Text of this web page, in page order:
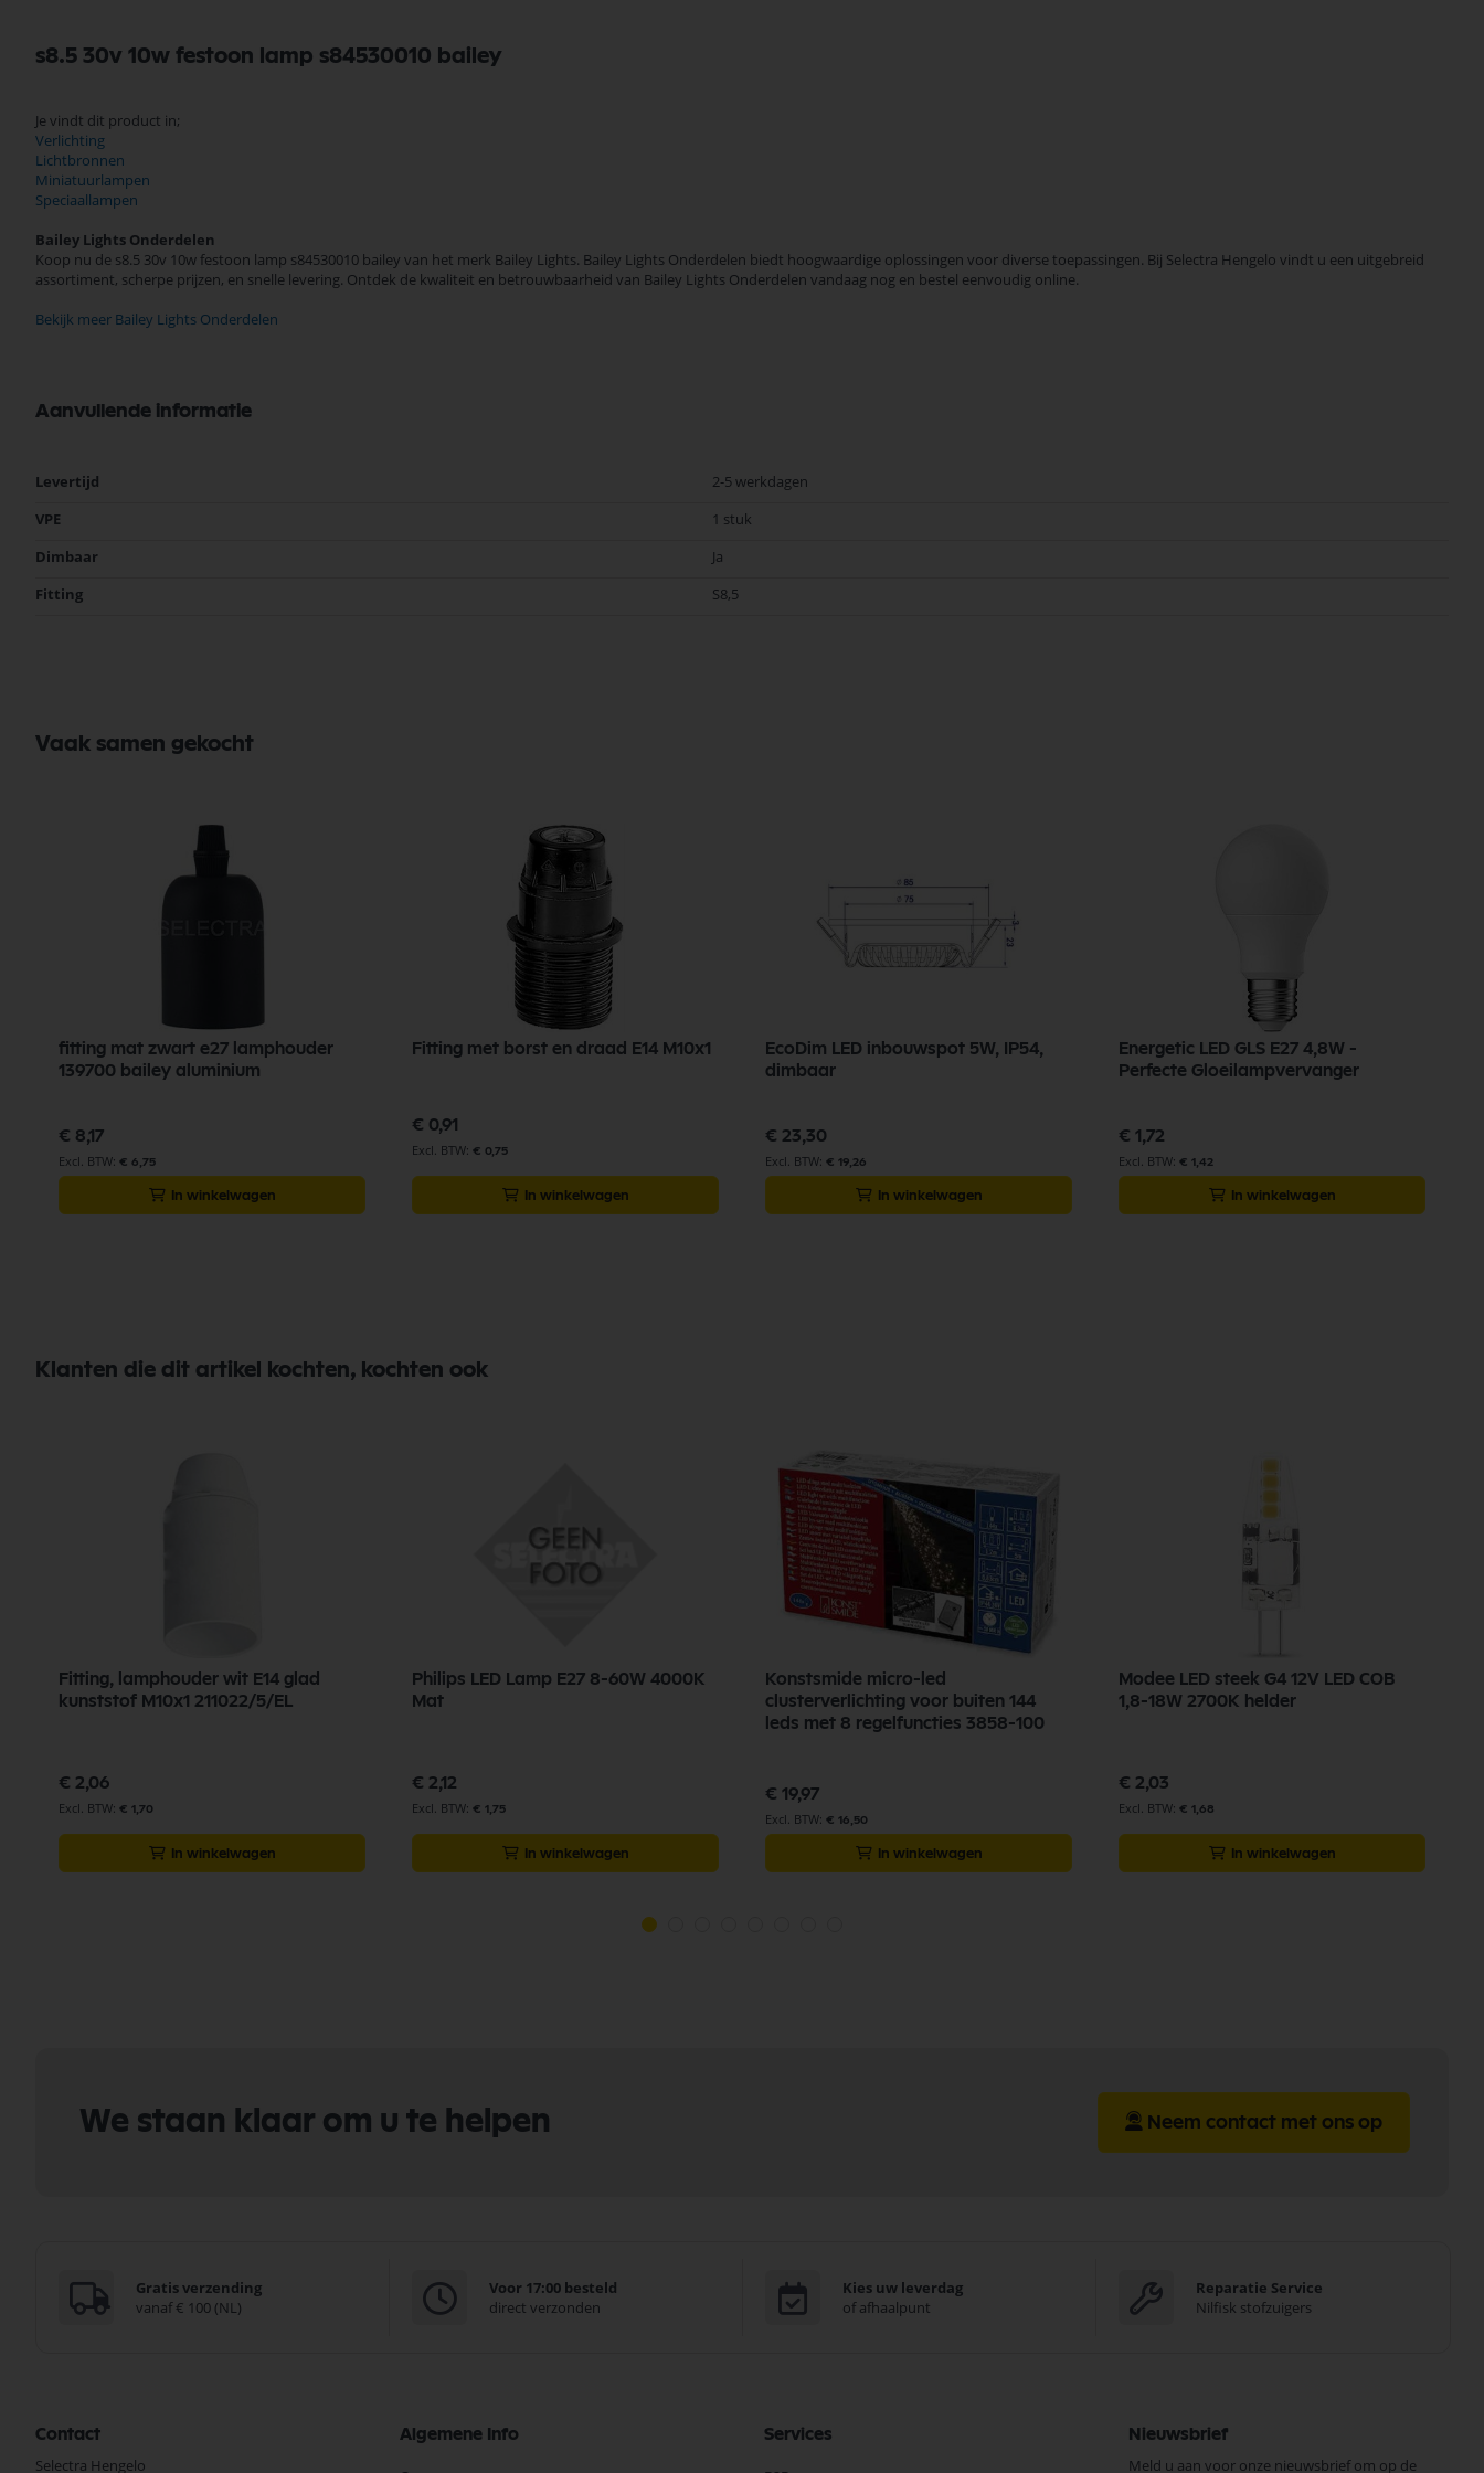
s8.5 30v 10w festoon lamp s84530010 bailey
Je vindt dit product in;
Verlichting
Lichtbronnen
Miniatuurlampen
Speciaallampen
Bailey Lights Onderdelen
Koop nu de s8.5 30v 10w festoon lamp s84530010 bailey van het merk Bailey Lights. Bailey Lights Onderdelen biedt hoogwaardige oplossingen voor diverse toepassingen. Bij Selectra Hengelo vindt u een uitgebreid
assortiment, scherpe prijzen, en snelle levering. Ontdek de kwaliteit en betrouwbaarheid van Bailey Lights Onderdelen vandaag nog en bestel eenvoudig online.
Bekijk meer Bailey Lights Onderdelen
Aanvullende informatie
Meer
informatie
Levertijd
2-5 werkdagen
VPE
1 stuk
Dimbaar
Ja
Fitting
S8,5
Vaak samen gekocht
fitting mat zwart e27 lamphouder
139700 bailey aluminium
€ 8,17
€ 6,75
In winkelwagen
Fitting met borst en draad E14 M10x1
€ 0,91
€ 0,75
In winkelwagen
EcoDim LED inbouwspot 5W, IP54,
dimbaar
€ 23,30
€ 19,26
In winkelwagen
Energetic LED GLS E27 4,8W -
Perfecte Gloeilampvervanger
€ 1,72
€ 1,42
In winkelwagen
Klanten die dit artikel kochten, kochten ook
Fitting, lamphouder wit E14 glad
kunststof M10x1 211022/5/EL
€ 2,06
€ 1,70
In winkelwagen
Philips LED Lamp E27 8-60W 4000K
Mat
€ 2,12
€ 1,75
In winkelwagen
Konstsmide micro-led
clusterverlichting voor buiten 144
leds met 8 regelfuncties 3858-100
€ 19,97
€ 16,50
In winkelwagen
Modee LED steek G4 12V LED COB
1,8-18W 2700K helder
€ 2,03
€ 1,68
In winkelwagen
We staan klaar om u te helpen Neem contact met ons op
Gratis verzending
vanaf € 100 (NL)
Voor 17:00 besteld
direct verzonden
Kies uw leverdag
of afhaalpunt
Reparatie Service
Nilfisk stofzuigers
Contact
Selectra Hengelo
Algemene Info Services Nieuwsbrief
Meld u aan voor onze nieuwsbrief om op de